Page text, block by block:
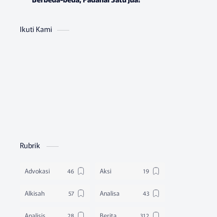
Ikuti Kami
Rubrik
Advokasi Aksi
Alkisah Analisa